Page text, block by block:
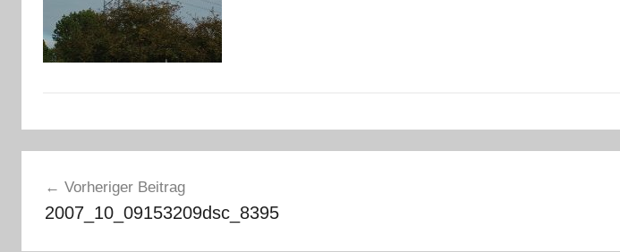
Vorheriger Beitrag
2007_10_09153209dsc_8395